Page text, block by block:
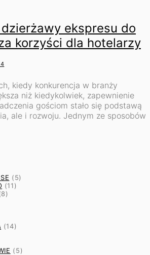
dzierżawy ekspresu do
korzyści dla hotelarzy
kiedy konkurencja w branży
niż kiedykolwiek, zapewnienie
gościom stało się podstawą
ale i rozwoju. Jednym ze sposobów
(5)
(11)
(14)
(5)